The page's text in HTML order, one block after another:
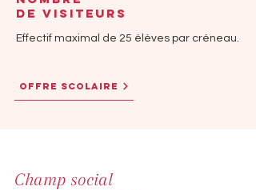
DE VISITEURS
Effectif maximal de 25 élèves par créneau.
OFFRE SCOLAIRE
Champ social